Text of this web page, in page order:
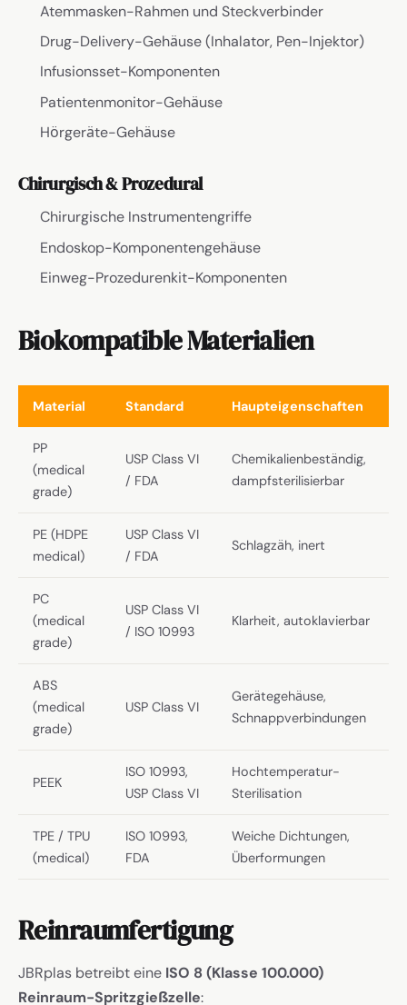
Atemmasken-Rahmen und Steckverbinder
Drug-Delivery-Gehäuse (Inhalator, Pen-Injektor)
Infusionsset-Komponenten
Patientenmonitor-Gehäuse
Hörgeräte-Gehäuse
Chirurgisch & Prozedural
Chirurgische Instrumentengriffe
Endoskop-Komponentengehäuse
Einweg-Prozedurenkit-Komponenten
Biokompatible Materialien
Material Standard Haupteigenschaften
PP
(medical
grade)
USP Class VI
/ FDA
Chemikalienbeständig,
dampfsterilisierbar
PE (HDPE
medical)
USP Class VI
/ FDA
Schlagzäh, inert
PC
(medical
grade)
USP Class VI
/ ISO 10993
Klarheit, autoklavierbar
ABS
(medical
grade)
USP Class VI
Gerätegehäuse,
Schnappverbindungen
PEEK
ISO 10993,
USP Class VI
Hochtemperatur-
Sterilisation
TPE / TPU
(medical)
ISO 10993,
FDA
Weiche Dichtungen,
Überformungen
Reinraumfertigung
JBRplas betreibt eine ISO 8 (Klasse 100.000)
Reinraum-Spritzgießzelle: